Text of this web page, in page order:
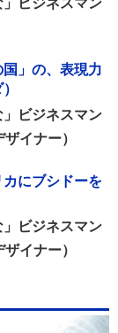
」の、表現力
」ビジネスマン
イナー）
にブシドーを
」ビジネスマン
イナー）